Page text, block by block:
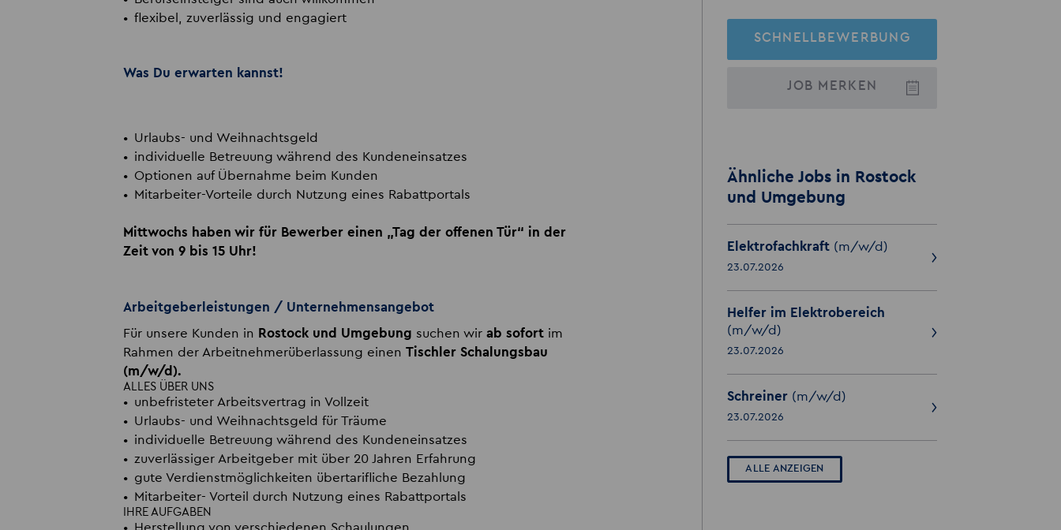
flexibel, zuverlässig und engagiert
Was Du erwarten kannst!
Urlaubs- und Weihnachtsgeld
individuelle Betreuung während des Kundeneinsatzes
Optionen auf Übernahme beim Kunden
Mitarbeiter-Vorteile durch Nutzung eines Rabattportals
Mittwochs haben wir für Bewerber einen „Tag der offenen Tür“ in der
Zeit von 9 bis 15 Uhr!
Arbeitgeberleistungen / Unternehmensangebot
Für unsere Kunden in Rostock und Umgebung suchen wir ab sofortim
Rahmen der Arbeitnehmerüberlassung einen Tischler Schalungsbau
(m/w/d).
ALLES ÜBER UNS
unbefristeter Arbeitsvertrag in Vollzeit
Urlaubs- und Weihnachtsgeld für Träume
individuelle Betreuung während des Kundeneinsatzes
zuverlässiger Arbeitgeber mit über 20 Jahren Erfahrung
gute Verdienstmöglichkeiten übertarifliche Bezahlung
Mitarbeiter- Vorteil durch Nutzung eines Rabattportals
IHRE AUFGABEN
Herstellung von verschiedenen Schaulungen
SCHNELLBEWERBUNG
JOB MERKEN
Ähnliche Jobs in Rostock
und Umgebung
Elektrofachkraft (m/w/d)
23.07.2026
Helfer im Elektrobereich
(m/w/d)
23.07.2026
Schreiner (m/w/d)
23.07.2026
ALLE ANZEIGEN